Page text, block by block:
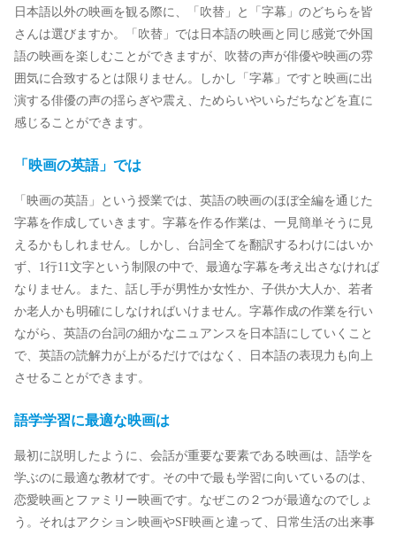
日本語以外の映画を観る際に、「吹替」と「字幕」のどちらを皆
さんは選びますか。「吹替」では日本語の映画と同じ感覚で外国
語の映画を楽しむことができますが、吹替の声が俳優や映画の雰
囲気に合致するとは限りません。しかし「字幕」ですと映画に出
演する俳優の声の揺らぎや震え、ためらいやいらだちなどを直に
感じることができます。
「映画の英語」では
「映画の英語」という授業では、英語の映画のほぼ全編を通じた
字幕を作成していきます。字幕を作る作業は、一見簡単そうに見
えるかもしれません。しかし、台詞全てを翻訳するわけにはいか
ず、1行11文字という制限の中で、最適な字幕を考え出さなければ
なりません。また、話し手が男性か女性か、子供か大人か、若者
か老人かも明確にしなければいけません。字幕作成の作業を行い
ながら、英語の台詞の細かなニュアンスを日本語にしていくこと
で、英語の読解力が上がるだけではなく、日本語の表現力も向上
させることができます。
語学学習に最適な映画は
最初に説明したように、会話が重要な要素である映画は、語学を
学ぶのに最適な教材です。その中で最も学習に向いているのは、
恋愛映画とファミリー映画です。なぜこの２つが最適なのでしょ
う。それはアクション映画やSF映画と違って、日常生活の出来事